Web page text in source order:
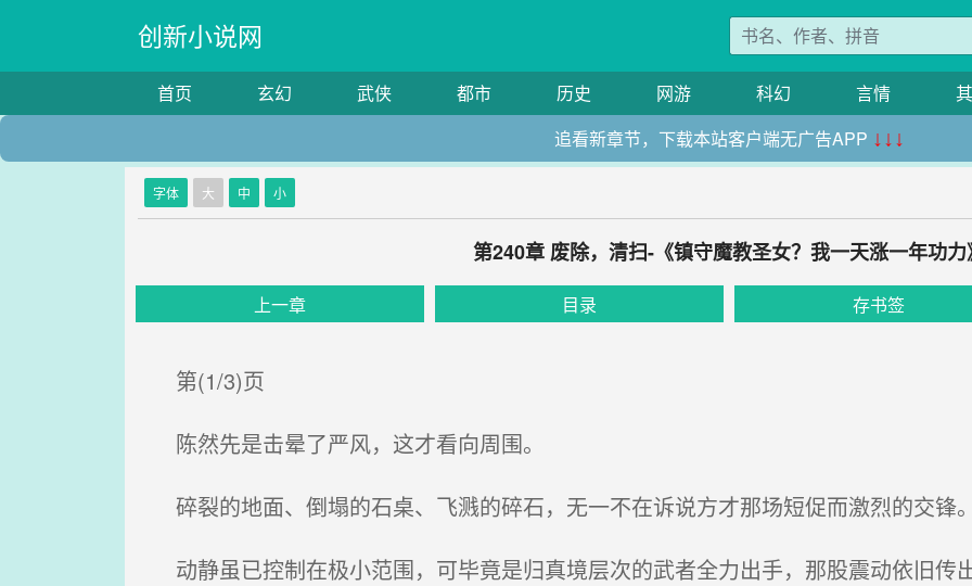
创新小说网
首页 玄幻 武侠 都市 历史 网游 科幻 言情
追看新章节，下载本站客户端无广告APP ↓↓↓
字体 大 中 小
第240章 废除，清扫-《镇守魔教圣女？我一天涨一年功力
上一章 目录 存书签
第(1/3)页
陈然先是击晕了严风，这才看向周围。
碎裂的地面、倒塌的石桌、飞溅的碎石，无一不在诉说方才那场短促而激烈的交锋。
动静虽已控制在极小范围，可毕竟是归真境层次的武者全力出手，那股震动依旧传